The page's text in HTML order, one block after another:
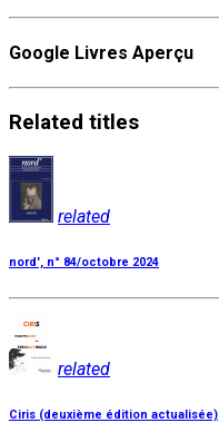
Google Livres Aperçu
Related titles
related
nord', n° 84/octobre 2024
related
Ciris (deuxième édition actualisée)